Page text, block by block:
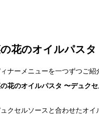
花のオイルパス
ナーメニューを一つずつご
花のオイルパスタ 〜デュク
クセルソースと合わせたオ